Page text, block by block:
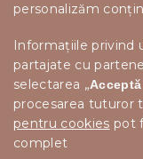
personalizăm
Informațiile privind
partajate cu
selectarea „
procesarea tuturor
pentru cookies pot
complet